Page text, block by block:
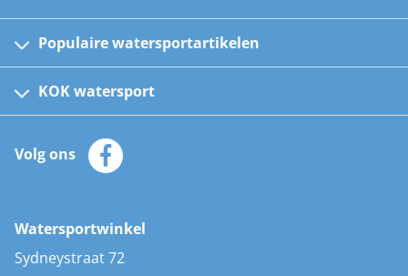
Populaire watersportartikelen
Kinder reddingsvesten
Automatische reddingsvesten
Zeilkleding
Zonnepanelen
AIS transponders
Stootwillen en fenders
KOK watersport
Klantenservice
Merken
Volg ons
Watersportwinkel
Sydneystraat 72